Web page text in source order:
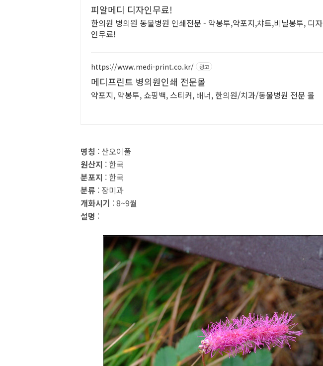
피알메디 디자인무료!
한의원 병의원 동물병원 인쇄전문 - 약봉투,약포지,챠트,비닐봉투, 디자
인무료!
https://www.medi-print.co.kr/ 광고
메디프린트 병의원인쇄 전문몰
약포지, 약봉투, 쇼핑백, 스티커, 배너, 한의원/치과/동물병원 전문 몰
명칭 : 산오이풀
원산지 : 한국
분포지 : 한국
분류 : 장미과
개화시기 : 8~9월
설명 :